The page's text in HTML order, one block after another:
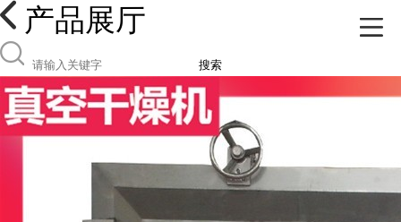
产品展厅
搜索